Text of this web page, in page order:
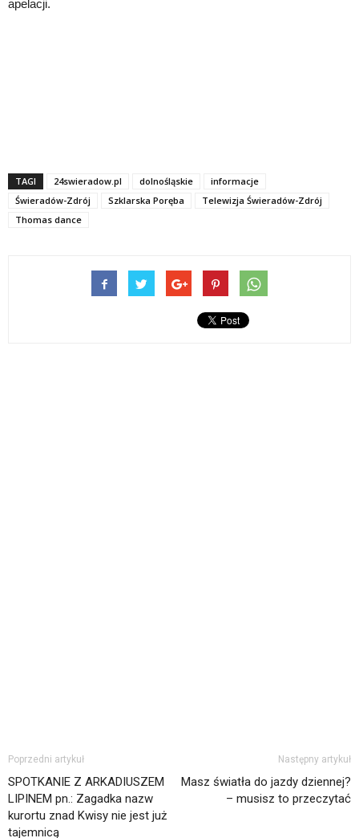
apelacji.
TAGI 24swieradow.pl dolnośląskie
informacje
Świeradów-Zdrój
Szklarska Poręba
Telewizja Świeradów-Zdrój
Thomas dance
Poprzedni artykuł
SPOTKANIE Z ARKADIUSZEM
LIPINEM pn.: Zagadka nazw
kurortu znad Kwisy nie jest już
tajemnicą
Następny artykuł
Masz światła do jazdy dziennej?
– musisz to przeczytać